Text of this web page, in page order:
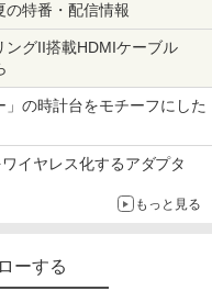
の特番・配信情報
グII搭載HDMIケーブル
」の時計台をモチーフにした
イヤレス化するアダプタ
もっと見る
ーする